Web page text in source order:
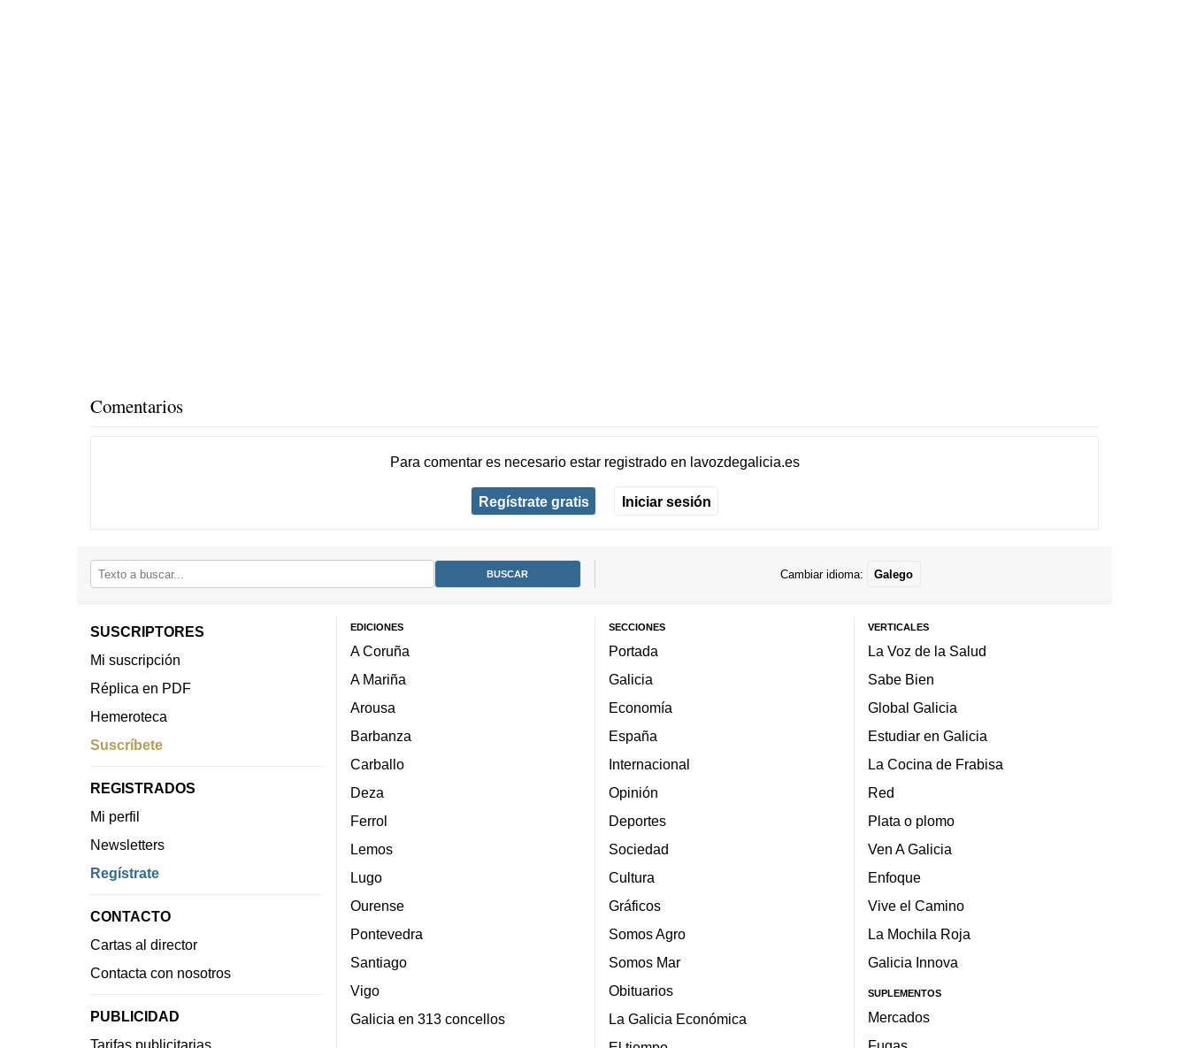
Comentarios
Para comentar es necesario estar registradoen lavozdegalicia.es
Regístrate gratis Iniciar sesión
Cambiar idioma: Galego
SUSCRIPTORES
Mi suscripción
Réplica en PDF
Hemeroteca
Suscríbete
REGISTRADOS
Mi perfil
Newsletters
Regístrate
CONTACTO
Cartas al director
Contacta con nosotros
PUBLICIDAD
EDICIONES
A Coruña
A Mariña
Arousa
Barbanza
Carballo
Deza
Ferrol
Lemos
Lugo
Ourense
Pontevedra
Santiago
Vigo
Galicia en 313 concellos
SECCIONES
Portada
Galicia
Economía
España
Internacional
Opinión
Deportes
Sociedad
Cultura
Gráficos
Somos Agro
Somos Mar
Obituarios
La Galicia Económica
VERTICALES
La Voz de la Salud
Sabe Bien
Global Galicia
Estudiar en Galicia
La Cocina de Frabisa
Red
Plata o plomo
Ven A Galicia
Enfoque
Vive el Camino
La Mochila Roja
Galicia Innova
SUPLEMENTOS
Mercados